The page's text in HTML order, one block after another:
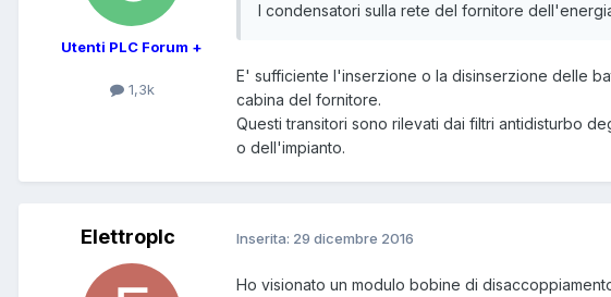
Utenti PLC Forum +
1,3k
I condensatori sulla rete del fornitore
E' sufficiente l'inserzione o la disinserzione delle
cabina del fornitore.
Questi transitori sono rilevati dai filtri antidisturbo
o dell'impianto.
Elettroplc Inserita: 29 dicembre 2016
Ho visionato un modulo bobine di